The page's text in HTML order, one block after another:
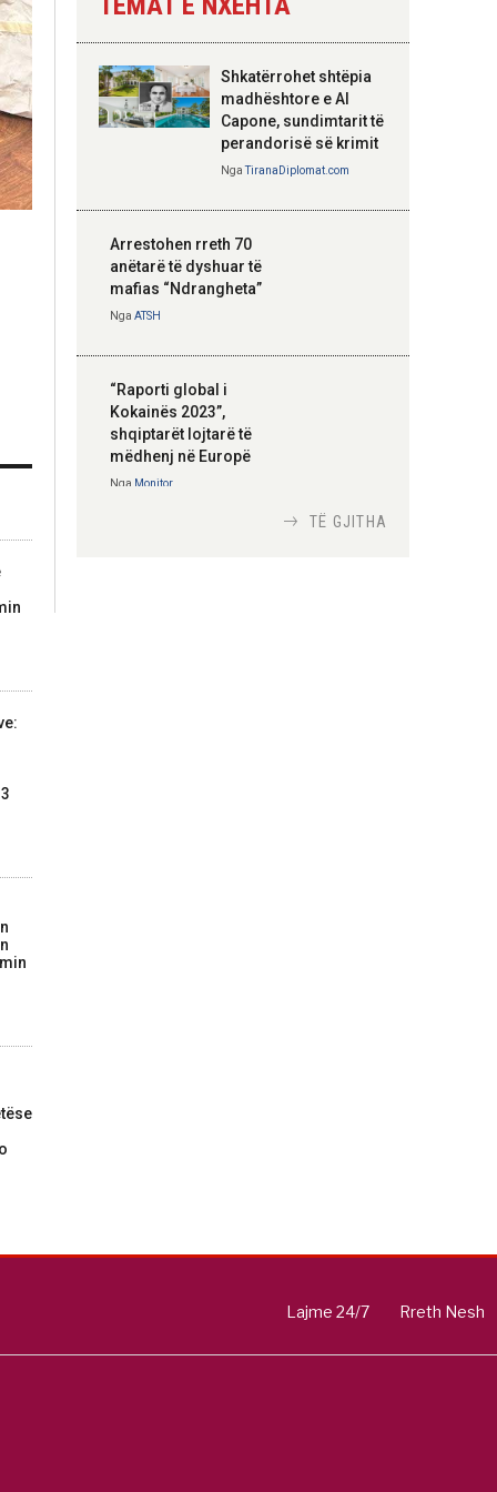
Hoxha takim me
zyrtarë të lartë të
DASH: Angazhim i
përbashkët për
strategjik
Shkatërrohet shtëpia
madhështore e Al
Capone, sundimtarit të
perandorisë së krimit
NgaTiranaDiplomat.com
Arrestohen rreth 70
anëtarë të dyshuar të
mafias “Ndrangheta”
Nga ATSH
“Raporti global i
Kokainës 2023”,
shqiptarët lojtarë të
mëdhenj në Europë
Nga Monitor
TË GJITHA
Lajme 24/7 Rreth Nesh